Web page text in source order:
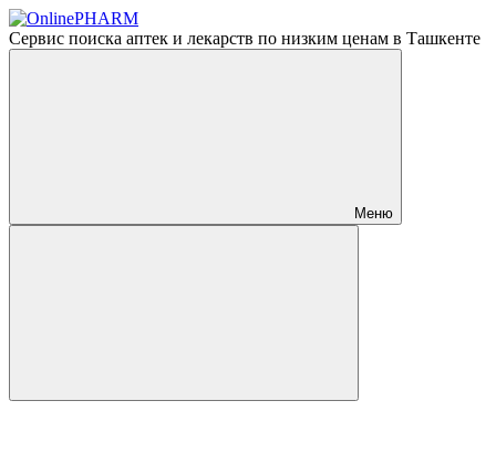
Сервис поиска аптек и лекарств по низким ценам в Ташкенте
Меню